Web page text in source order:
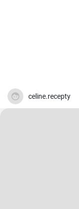
celine.recepty